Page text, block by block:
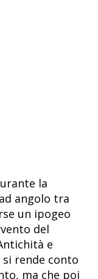
la
angolo tra
un ipogeo
del
e
rende conto
ma che poi